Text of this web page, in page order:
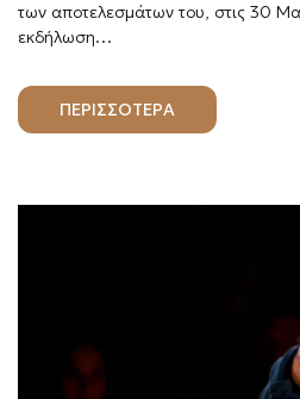
των αποτελεσμάτων του, στις 30
εκδήλωση…
ΠΕΡΙΣΣΟΤΕΡΑ